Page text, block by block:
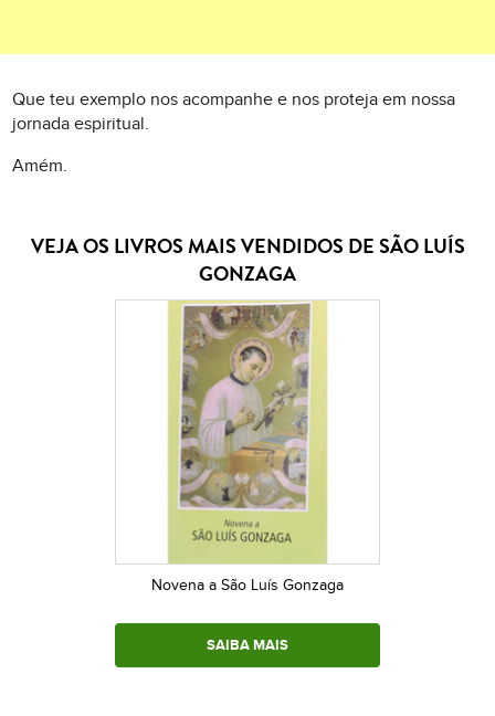
Que teu exemplo nos acompanhe e nos proteja em nossa
jornada espiritual.
Amém.
VEJA OS LIVROS MAIS VENDIDOS DE SÃO LUÍS
GONZAGA
Novena a São Luís Gonzaga
SAIBA MAIS